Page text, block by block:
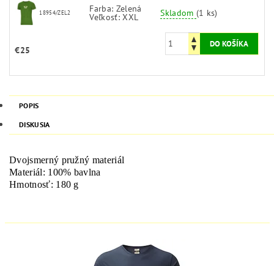
18954/ZEL2 Farba: Zelená
Veľkosť: XXL Skladom (1 ks)
€25
POPIS
DISKUSIA
Dvojsmerný pružný materiál
Materiál: 100% bavlna
Hmotnosť: 180 g